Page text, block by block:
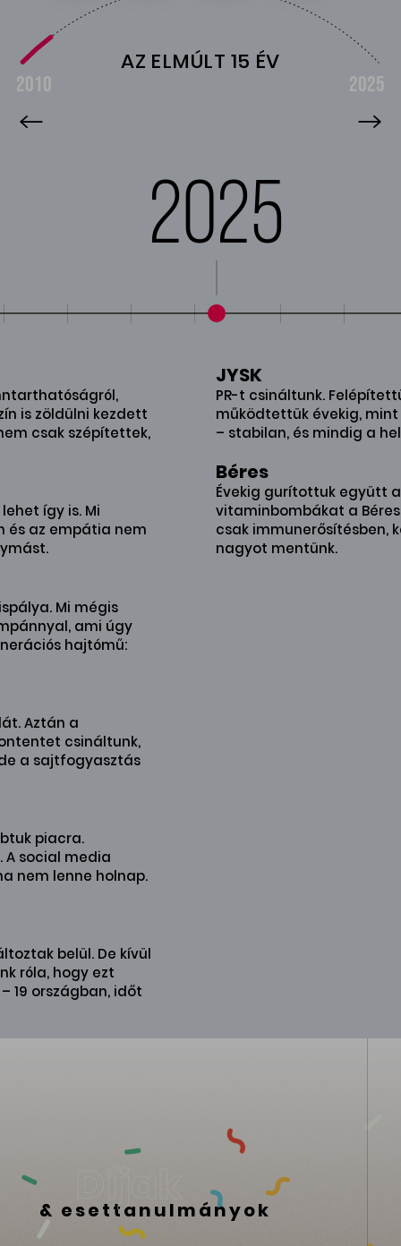
2010 2025
AZ ELMÚLT 15 ÉV
is zöldülni kezdett
csak szépítettek,
így is. Mi
és az empátia nem
Mi mégis
ami úgy
hajtómű:
Aztán a
csináltunk,
a sajtfogyasztás
piacra.
A social media
nem lenne holnap.
belül. De kívül
róla, hogy ezt
19 országban, időt
2025
JYSK
PR-t csináltunk.
működtettük évekig,
– stabilan, és mindig a
Béres
Évekig gurítottuk együtt
vitaminbombákat a
csak immunerősítésben,
nagyot mentünk.
Díjak
& esettanulmányok